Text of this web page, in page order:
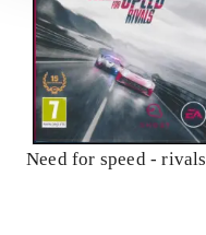
Need for speed - rivals